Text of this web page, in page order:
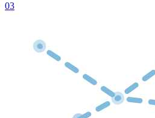
03